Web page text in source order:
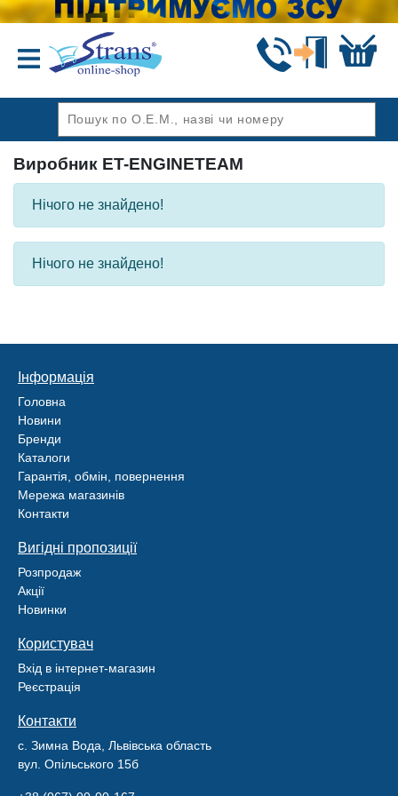
Виробник ET-ENGINETEAM
Нічого не знайдено!
Нічого не знайдено!
Інформація
Головна
Новини
Бренди
Каталоги
Гарантія, обмін, повернення
Мережа магазинів
Контакти
Вигідні пропозиції
Розпродаж
Акції
Новинки
Користувач
Вхід в інтернет-магазин
Реєстрація
Контакти
с. Зимна Вода, Львівська область
вул. Опільського 15б